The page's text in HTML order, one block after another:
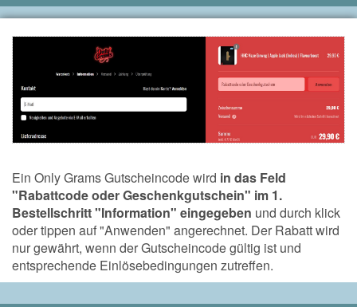
Ein Only Grams Gutscheincode wird in das Feld
"Rabattcode oder Geschenkgutschein" im 1.
Bestellschritt "Information" eingegeben und durch klick
oder tippen auf "Anwenden" angerechnet. Der Rabatt wird
nur gewährt, wenn der Gutscheincode gültig ist und
entsprechende Einlösebedingungen zutreffen.